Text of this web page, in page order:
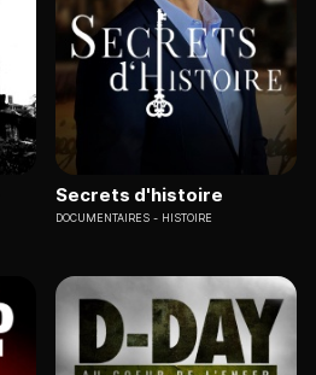
Secrets d'histoire
DOCUMENTAIRES HISTOIRE